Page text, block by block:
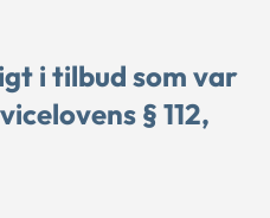
i tilbud som var
§ 112,